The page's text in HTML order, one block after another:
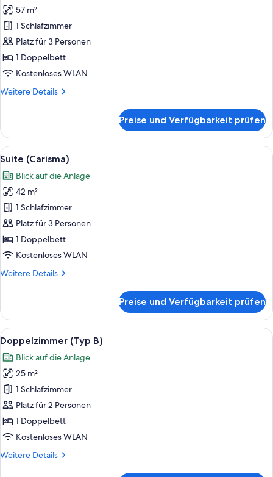
Suite
(Classica)
anzeigen
57 m²
1 Schlafzimmer
Platz für 3 Personen
1 Doppelbett
Kostenloses WLAN
Weitere Details
Weitere
(Classica)
Preise und Verfügbarkeit prüfen
Alle
Fotos
für
Suite
(Carisma)
anzeigen
Suite (Carisma) |
4
Suite (Carisma)
Blick auf die Anlage
42 m²
1 Schlafzimmer
Platz für 3 Personen
1 Doppelbett
Kostenloses WLAN
Weitere Details
Weitere
(Carisma)
Preise und Verfügbarkeit prüfen
Alle
Fotos
für
Doppelzimmer
(Typ
B)
anzeigen
Ein modernes Hotelzimmer mit
5
Doppelzimmer (Typ B)
Blick auf die Anlage
25 m²
1 Schlafzimmer
Platz für 2 Personen
1 Doppelbett
Kostenloses WLAN
Weitere Details
Weitere